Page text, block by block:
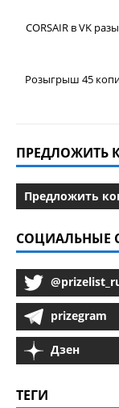
CORSAIR в VK
Розыгрыш 45
ПРЕДЛОЖИТЬ
Предложить
СОЦИАЛЬНЫЕ
prizegram
Дзен
ТЕГИ